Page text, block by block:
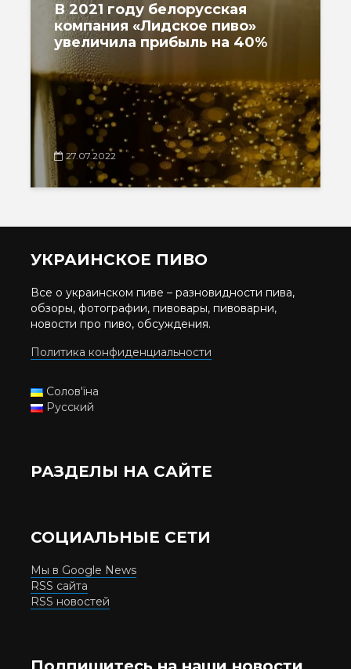
В 2021 году белорусская
компания «Лидское пиво»
увеличила прибыль на 40%
27.07.2022
УКРАИНСКОЕ ПИВО
Все о украинском пиве – разновидности пива,
обзоры, фотографии, пивовары, пивоварни,
новости про пиво, обсуждения.
Политика конфиденциальности
Солов'їна
Русский
РАЗДЕЛЫ НА САЙТЕ
СОЦИАЛЬНЫЕ СЕТИ
Мы в Google News
RSS сайта
RSS новостей